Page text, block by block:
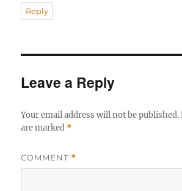
Reply
Leave a Reply
Your email address will not be published.
are marked *
COMMENT *